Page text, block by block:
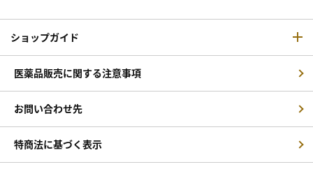
ショップガイド
医薬品販売に関する注意事項
お問い合わせ先
特商法に基づく表示